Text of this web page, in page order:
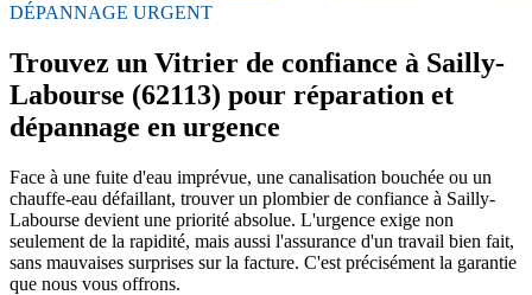
DÉPANNAGE URGENT
Trouvez un Vitrier de confiance à Sailly-
Labourse (62113) pour réparation et
dépannage en urgence
Face à une fuite d'eau imprévue, une canalisation bouchée ou un
chauffe-eau défaillant, trouver un plombier de confiance à Sailly-
Labourse devient une priorité absolue. L'urgence exige non
seulement de la rapidité, mais aussi l'assurance d'un travail bien fait,
sans mauvaises surprises sur la facture. C'est précisément la garantie
que nous vous offrons.